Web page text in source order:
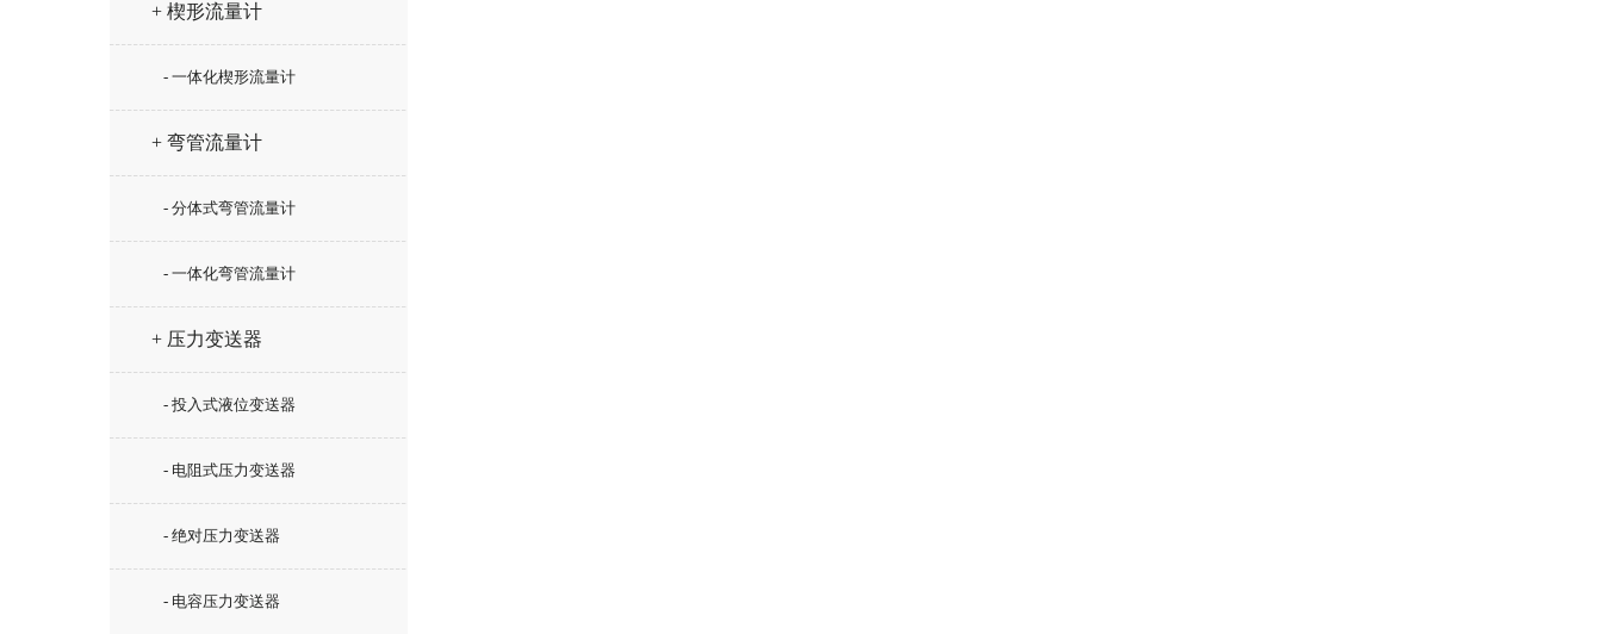
+ 楔形流量计
- 一体化楔形流量计
+ 弯管流量计
- 分体式弯管流量计
- 一体化弯管流量计
+ 压力变送器
- 投入式液位变送器
- 电阻式压力变送器
- 绝对压力变送器
- 电容压力变送器